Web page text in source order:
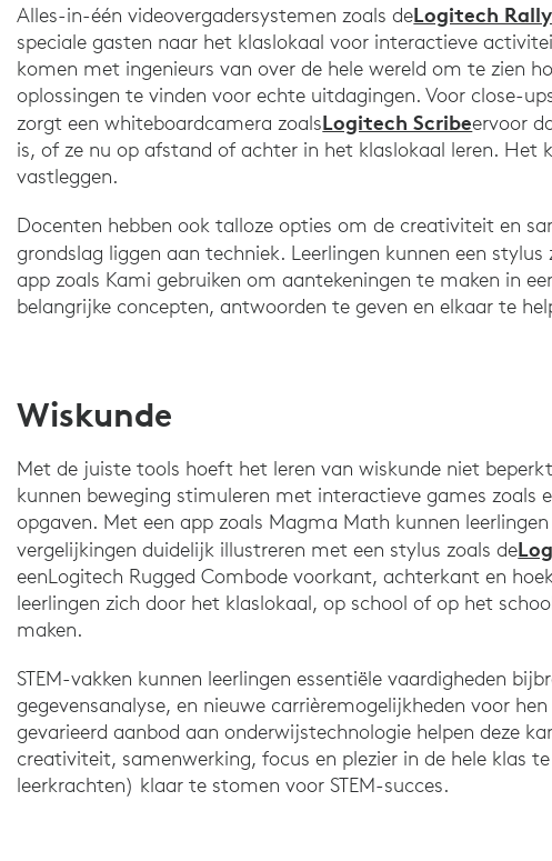
Alles-in-één videovergadersystemen zoals deLogitech
speciale gasten naar het klaslokaal voor interactieve
komen met ingenieurs van over de hele wereld om te zien
oplossingen te vinden voor echte uitdagingen. Voor close-
zorgt een whiteboardcamera zoalsLogitech Scribeervoor
is, of ze nu op afstand of achter in het klaslokaal leren. Het
vastleggen.
Docenten hebben ook talloze opties om de creativiteit en
grondslag liggen aan techniek. Leerlingen kunnen een stylus
app zoals Kami gebruiken om aantekeningen te maken in
belangrijke concepten, antwoorden te geven en elkaar te
Wiskunde
Met de juiste tools hoeft het leren van wiskunde niet
kunnen beweging stimuleren met interactieve games zoals
opgaven. Met een app zoals Magma Math kunnen
vergelijkingen duidelijk illustreren met een stylus zoals de
eenLogitech Rugged Combode voorkant, achterkant en
leerlingen zich door het klaslokaal, op school of op het
maken.
STEM-vakken kunnen leerlingen essentiële vaardigheden
gegevensanalyse, en nieuwe carrièremogelijkheden voor
gevarieerd aanbod aan onderwijstechnologie helpen deze
creativiteit, samenwerking, focus en plezier in de hele klas
leerkrachten) klaar te stomen voor STEM-succes.